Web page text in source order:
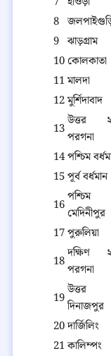
8
9 ঝাড়গ্রাম
10 কোলকাতা
11মালদা
12মুর্শিদাবাদ
13উত্তর
পরগনা
14পশ্চিম
15পূর্ব বর্ধমান
16পশ্চিম
মেদিনীপুর
17পুরুলিয়া
18দক্ষিণ
পরগনা
19উত্তর
দিনাজপুর
20দার্জিলিং
21কালিম্পং